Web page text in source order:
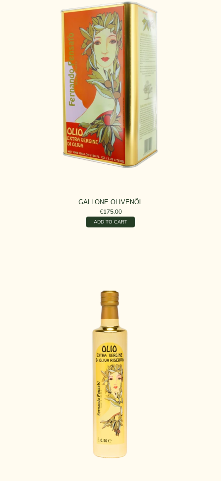
GALLONE OLIVENÖL
€175,00
ADD TO CART